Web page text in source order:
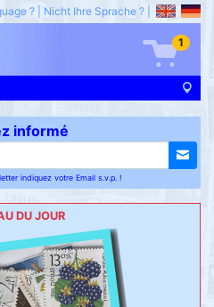
? Nicht Ihre Sprache ?
1
informé
indiquez votre Email s.v.p. !
DU JOUR